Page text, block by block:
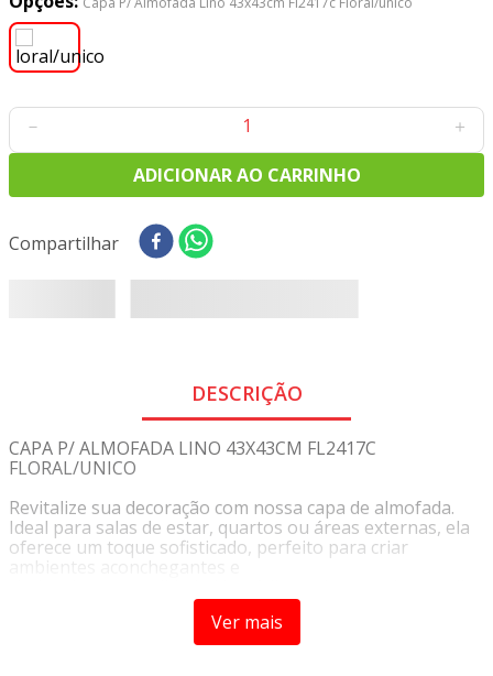
＋
－
ADICIONAR AO CARRINHO
Compartilhar
DESCRIÇÃO
CAPA P/ ALMOFADA LINO 43X43CM FL2417C
FLORAL/UNICO
Revitalize sua decoração com nossa capa de almofada.
Ideal para salas de estar, quartos ou áreas externas, ela
oferece um toque sofisticado, perfeito para criar
ambientes aconchegantes e
certa para quem busca um estilo único e natural.
MATERIAL/COMPOSIÇÃO:
Ver mais
8
tricoline digital
9º
tecido oxford
10º tapete sisal